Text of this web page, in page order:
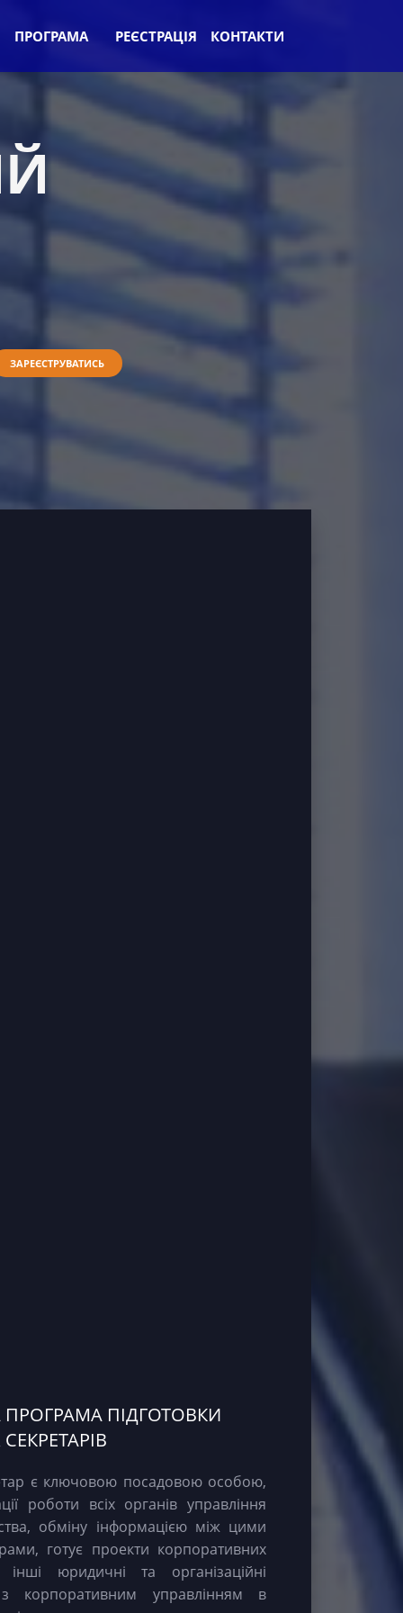
ПРОГРАМА РЕЄСТРАЦІЯ КОНТАКТИ
ЗАРЕЄСТРУВАТИСЬ
ПРОГРАМА ПІДГОТОВКИ
є ключовою посадовою особою,
роботи всіх органів управління
обміну інформацією між цими
готує проекти корпоративних
інші юридичні та організаційні
з корпоративним управлінням в